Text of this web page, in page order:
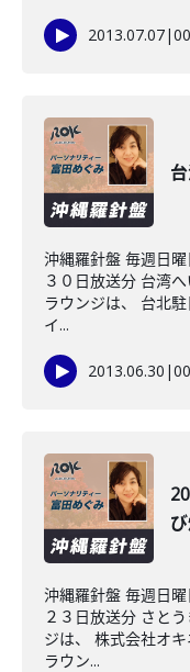
2013.07.07|
沖縄羅針盤 毎週日
３０日放送分 台湾
ラウンジは、 台北
イ...
2013.06.30 |
沖縄羅針盤 毎週日
２３日放送分 さと
ジは、 株式会社オ
ラウン...